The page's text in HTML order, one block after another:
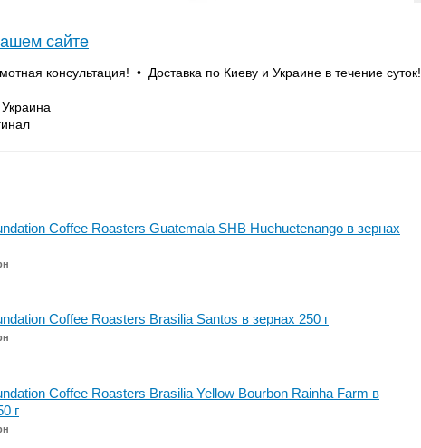
сайте
консультация! • Доставка по Киеву и Украине в течение суток!
Coffee Roasters Guatemala SHB Huehuetenango в зернах
Coffee Roasters Brasilia Santos в зернах 250 г
Coffee Roasters Brasilia Yellow Bourbon Rainha Farm в
г